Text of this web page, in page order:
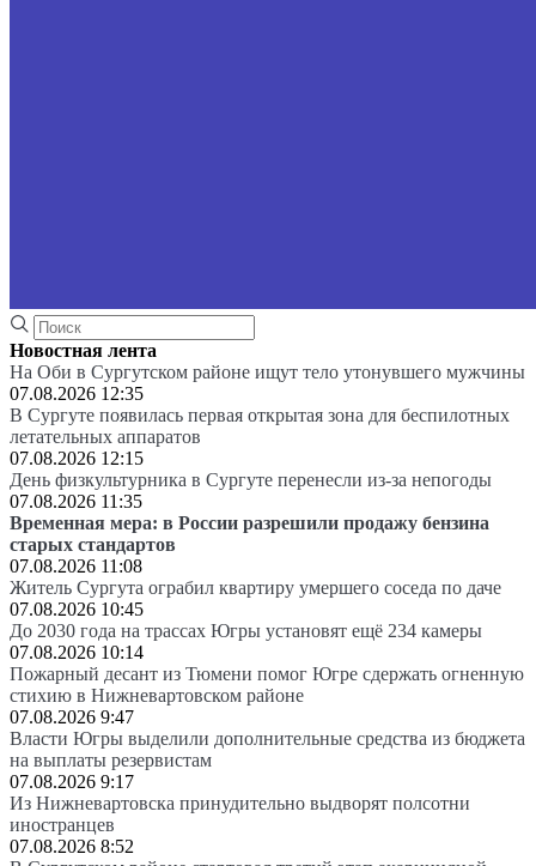
Новостная лента
На Оби в Сургутском районе ищут тело утонувшего мужчины
07.08.2026 12:35
В Сургуте появилась первая открытая зона для беспилотных
летательных аппаратов
07.08.2026 12:15
День физкультурника в Сургуте перенесли из-за непогоды
07.08.2026 11:35
Временная мера: в России разрешили продажу бензина
старых стандартов
07.08.2026 11:08
Житель Сургута ограбил квартиру умершего соседа по даче
07.08.2026 10:45
До 2030 года на трассах Югры установят ещё 234 камеры
07.08.2026 10:14
Пожарный десант из Тюмени помог Югре сдержать огненную
стихию в Нижневартовском районе
07.08.2026 9:47
Власти Югры выделили дополнительные средства из бюджета
на выплаты резервистам
07.08.2026 9:17
Из Нижневартовска принудительно выдворят полсотни
иностранцев
07.08.2026 8:52